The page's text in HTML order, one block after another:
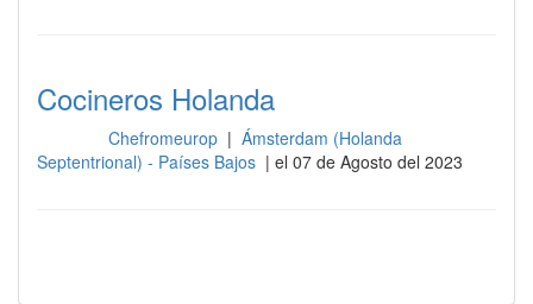
Cocineros Holanda
Chefromeurop | Ámsterdam (Holanda
Septentrional) - Países Bajos | el 07 de Agosto del 2023